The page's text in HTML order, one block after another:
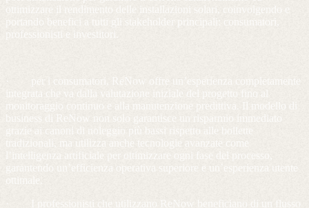
ottimizzare il rendimento delle installazioni solari, coinvolgendo e
portando benefici a tutti gli stakeholder principali: consumatori,
professionisti e investitori.
· per i consumatori, ReNow offre un’esperienza completamente
integrata che va dalla valutazione iniziale del progetto fino al
monitoraggio continuo e alla manutenzione predittiva. Il modello di
business di ReNow non solo garantisce un risparmio immediato
grazie ai canoni di noleggio più bassi rispetto alle bollette
tradizionali, ma utilizza anche tecnologie avanzate come
l’intelligenza artificiale per ottimizzare ogni fase del processo,
garantendo un’efficienza operativa superiore e un’esperienza utente
ottimale.
· I professionisti che utilizzano ReNow beneficiano di un flusso